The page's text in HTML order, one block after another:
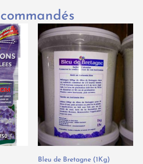
Bleu de Bretagne (1Kg)